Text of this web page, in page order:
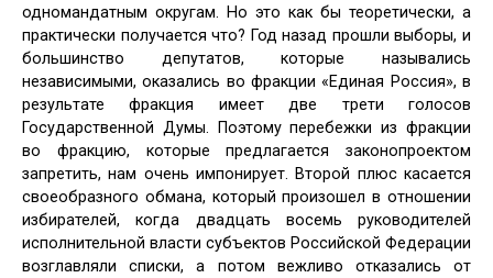
одномандатным округам. Но это как бы теоретически, а
практически получается что? Год назад прошли выборы, и
большинство депутатов, которые назывались
независимыми, оказались во фракции «Единая Россия», в
результате фракция имеет две трети голосов
Государственной Думы. Поэтому перебежки из фракции
во фракцию, которые предлагается законопроектом
запретить, нам очень импонирует. Второй плюс касается
своеобразного обмана, который произошел в отношении
избирателей, когда двадцать восемь руководителей
исполнительной власти субъектов Российской Федерации
возглавляли списки, а потом вежливо отказались от